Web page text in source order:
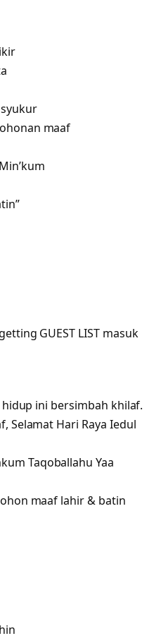
maaf
GUEST LIST masuk
ini bersimbah khilaf.
Selamat Hari Raya Iedul
Taqoballahu Yaa
maaf lahir & batin